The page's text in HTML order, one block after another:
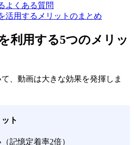
よくある質問
活用するメリットのまとめ
利用する5つのメリッ
、動画は大きな効果を発揮しま
ト
記憶定着率2倍）